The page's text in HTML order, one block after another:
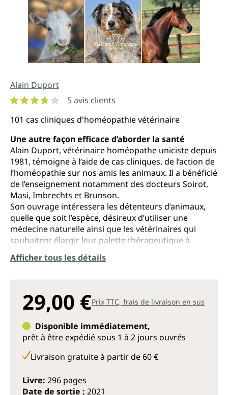
Alain Duport
5 avis clients
101 cas cliniques d'homéopathie vétérinaire
Une autre façon efficace d’aborder la santé
Alain Duport, vétérinaire homéopathe uniciste depuis
1981, témoigne à l’aide de cas cliniques, de l’action de
l’homéopathie sur nos amis les animaux. Il a bénéficié
de l’enseignement notamment des docteurs Soirot,
Masi, Imbrechts et Brunson.
Son ouvrage intéressera les détenteurs d’animaux,
quelle que soit l’espèce, désireux d’utiliser une
médecine naturelle ainsi que les vétérinaires qui
souhaitent élargir leur palette thérapeutique à
l’homéopathie, et plus largement, les médecins
homéopathes, souvent intrigués par l’homéopathie
mais aussi parce que l’homéopathie vétérinaire
représente un champ d’expérimentation, dans les
exemple.
Intérêt de l’homéopathie en médecine vétérinaire
L’animal exprime sa souffrance pure, sans rationaliser
enfant, il nous montre ses émotions et ses réactions
Afficher tous les détails
29,00 €Prix TTC, frais de livraison en sus
Disponible immédiatement,
prêt à être expédié sous 1 à 2 jours ouvrés
Livraison gratuite à partir de 60 €
Livre: 296 pages
Date de sortie : 2021